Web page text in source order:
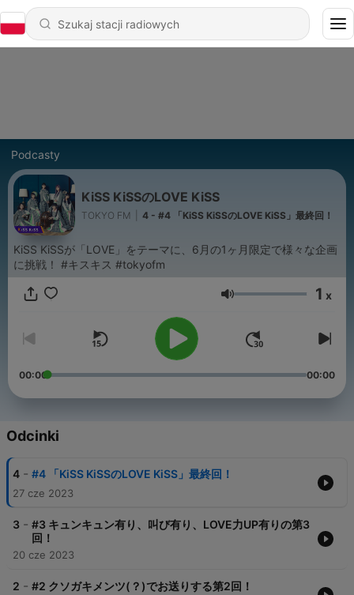
Podcasty
KiSS KiSSのLOVE KiSS
TOKYO FM 4 - #4 「KiSS KiSSのLOVE KiSS」最終回！
KiSS KiSSが「LOVE」をテーマに、6月の1ヶ月限定で様々な企画
に挑戦！ #キスキス #tokyofm
Głośność 1 x
00:00 00:00
Odcinki
4 - #4 「KiSS KiSSのLOVE KiSS」最終回！
27 cze 2023
3 - #3 キュンキュン有り、叫び有り、LOVE力UP有りの第3
回！
20 cze 2023
2 - #2 クソガキメンツ(？)でお送りする第2回！